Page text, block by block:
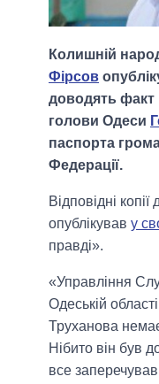
Колишній
Фірсов
доводять факт
голови Одеси
паспорта
Федерації.
Відповідні
опублікував у
правді».
«Управління
Одеській
Труханова
Нібито він був
все